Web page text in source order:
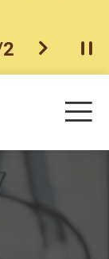
2 下一个开
目